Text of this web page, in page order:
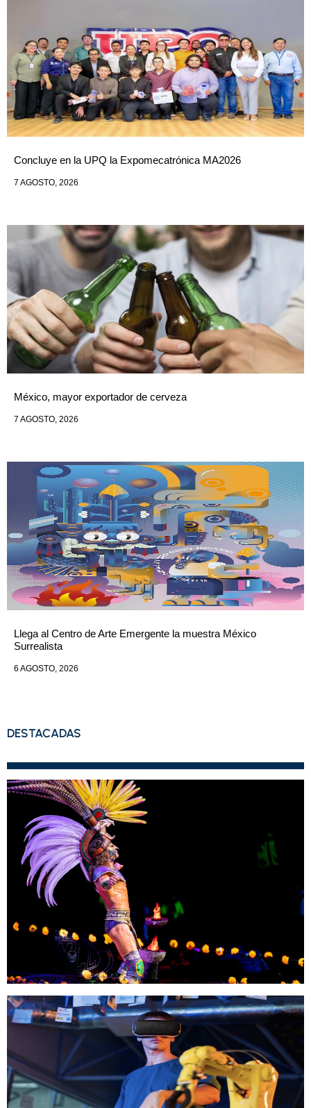
Concluye en la UPQ la Expomecatrónica MA2026
7 AGOSTO, 2026
México, mayor exportador de cerveza
7 AGOSTO, 2026
Llega al Centro de Arte Emergente la muestra México
Surrealista
6 AGOSTO, 2026
DESTACADAS